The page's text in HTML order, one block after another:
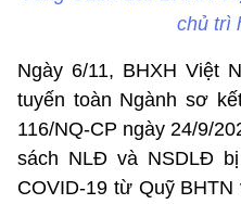
chủ trì
Ngày 6/11, BHXH Việt
tuyến toàn Ngành sơ
116/NQ-CP ngày 24/9/
sách NLĐ và NSDLĐ
COVID-19 từ Quỹ